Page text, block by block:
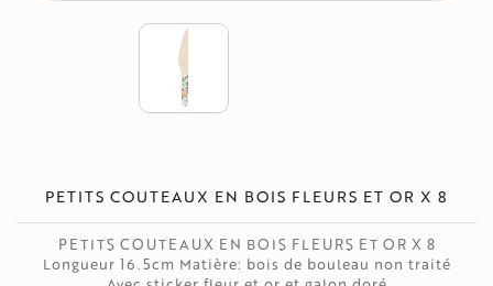
PETITS COUTEAUX EN BOIS FLEURS ET OR X 8
PETITS COUTEAUX EN BOIS FLEURS ET OR X 8
Longueur 16.5cm Matière: bois de bouleau non traité